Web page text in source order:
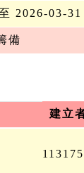
2026-03-
備
建立